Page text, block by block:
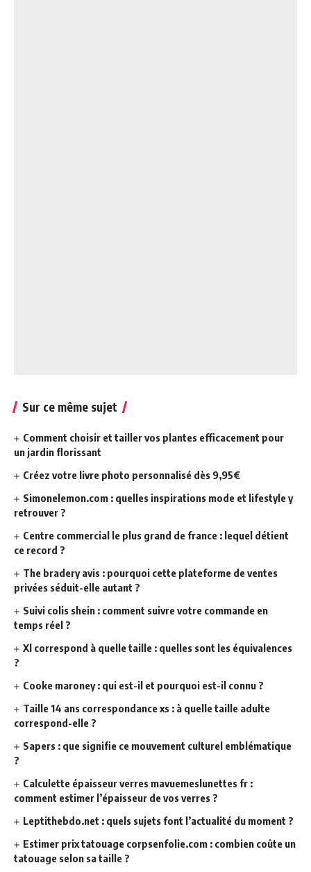
Sur ce même sujet
Comment choisir et tailler vos plantes efficacement pour
un jardin florissant
Créez votre livre photo personnalisé dès 9,95€
Simonelemon.com : quelles inspirations mode et lifestyle y
retrouver ?
Centre commercial le plus grand de france : lequel détient
ce record ?
The bradery avis : pourquoi cette plateforme de ventes
privées séduit-elle autant ?
Suivi colis shein : comment suivre votre commande en
temps réel ?
Xl correspond à quelle taille : quelles sont les équivalences
?
Cooke maroney : qui est-il et pourquoi est-il connu ?
Taille 14 ans correspondance xs : à quelle taille adulte
correspond-elle ?
Sapers : que signifie ce mouvement culturel emblématique
?
Calculette épaisseur verres mavuemeslunettes fr :
comment estimer l’épaisseur de vos verres ?
Leptithebdo.net : quels sujets font l’actualité du moment ?
Estimer prix tatouage corpsenfolie.com : combien coûte un
tatouage selon sa taille ?